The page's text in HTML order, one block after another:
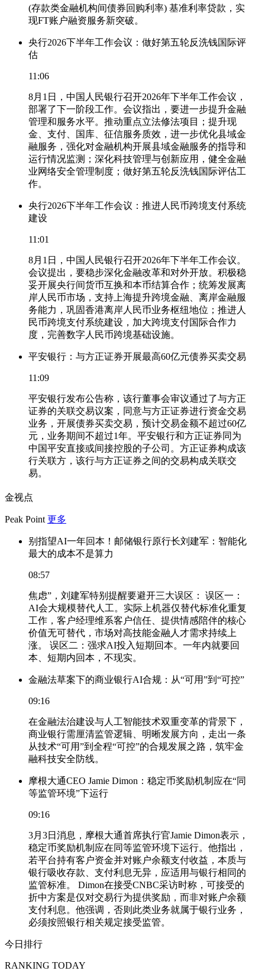
(存款类金融机构间债券回购利率) 基准利率贷款，实
现FT账户融资服务新突破。
央行2026下半年工作会议：做好第五轮反洗钱国际评
估
11:06
8月1日，中国人民银行召开2026年下半年工作会议，
部署了下一阶段工作。会议指出，要进一步提升金融
管理和服务水平。推动重点立法修法项目；提升现
金、支付、国库、征信服务质效，进一步优化县域金
融服务，强化对金融机构开展县域金融服务的指导和
运行情况监测；深化科技管理与创新应用，健全金融
业网络安全管理制度；做好第五轮反洗钱国际评估工
作。
央行2026下半年工作会议：推进人民币跨境支付系统
建设
11:01
8月1日，中国人民银行召开2026年下半年工作会议。
会议提出，要稳步深化金融改革和对外开放。积极稳
妥开展央行间货币互换和本币结算合作；统筹发展离
岸人民币市场，支持上海提升跨境金融、离岸金融服
务能力，巩固香港离岸人民币业务枢纽地位；推进人
民币跨境支付系统建设，加大跨境支付国际合作力
度，完善数字人民币跨境基础设施。
平安银行：与方正证券开展最高60亿元债券买卖交易
11:09
平安银行发布公告称，该行董事会审议通过了与方正
证券的关联交易议案，同意与方正证券进行资金交易
业务，开展债券买卖交易，预计交易金额不超过60亿
元，业务期间不超过1年。平安银行和方正证券同为
中国平安直接或间接控股的子公司。方正证券构成该
行关联方，该行与方正证券之间的交易构成关联交
易。
金视点
Peak Point 更多
别指望AI一年回本！邮储银行原行长刘建军：智能化
最大的成本不是算力
08:57
焦虑”，刘建军特别提醒要避开三大误区： 误区一：
AI会大规模替代人工。实际上机器仅替代标准化重复
工作，客户经理维系客户信任、提供情感陪伴的核心
价值无可替代，市场对高技能金融人才需求持续上
涨。 误区二：强求AI投入短期回本。一年内就要回
本、短期内回本，不现实。
金融法草案下的商业银行AI合规：从“可用”到“可控”
09:16
在金融法治建设与人工智能技术双重变革的背景下，
商业银行需厘清监管逻辑、明晰发展方向，走出一条
从技术“可用”到全程“可控”的合规发展之路，筑牢金
融科技安全防线。
摩根大通CEO Jamie Dimon：稳定币奖励机制应在“同
等监管环境”下运行
09:16
3月3日消息，摩根大通首席执行官Jamie Dimon表示，
稳定币奖励机制应在同等监管环境下运行。他指出，
若平台持有客户资金并对账户余额支付收益，本质与
银行吸收存款、支付利息无异，应适用与银行相同的
监管标准。 Dimon在接受CNBC采访时称，可接受的
折中方案是仅对交易行为提供奖励，而非对账户余额
支付利息。他强调，否则此类业务就属于银行业务，
必须按照银行相关规定接受监管。
今日排行
RANKING TODAY